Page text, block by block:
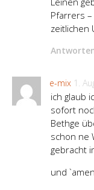
Pfarrers
zeitlichen
e-mix 1.
ich glaub
sofort
Bethge
schon ne
gebracht
und